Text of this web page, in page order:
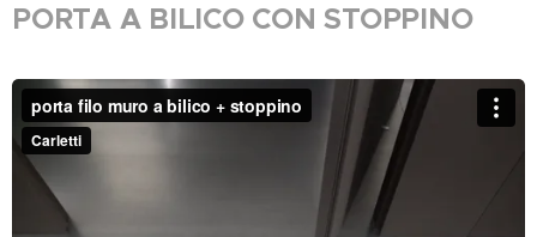
PORTA A BILICO CON STOPPINO